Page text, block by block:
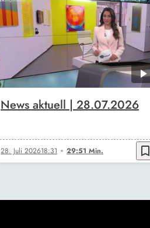
News aktuell | 28.07.2026
28. Juli 202618:31 29:51 Min. bookmark_border